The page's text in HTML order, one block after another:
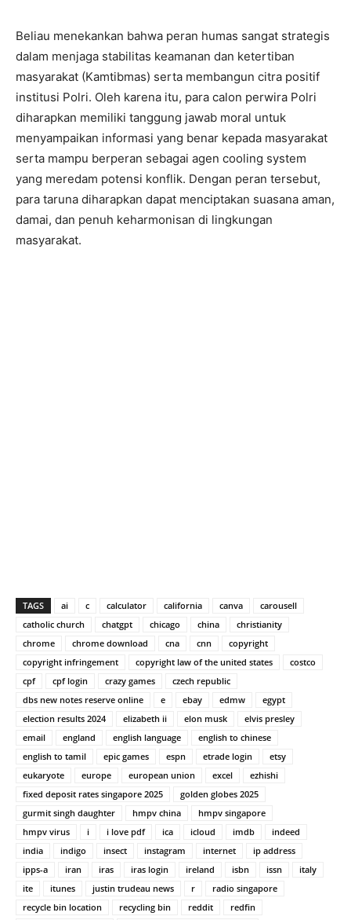
Beliau menekankan bahwa peran humas sangat strategis
dalam menjaga stabilitas keamanan dan ketertiban
masyarakat (Kamtibmas) serta membangun citra positif
institusi Polri. Oleh karena itu, para calon perwira Polri
diharapkan memiliki tanggung jawab moral untuk
menyampaikan informasi yang benar kepada masyarakat
serta mampu berperan sebagai agen cooling system
yang meredam potensi konflik. Dengan peran tersebut,
para taruna diharapkan dapat menciptakan suasana aman,
damai, dan penuh keharmonisan di lingkungan
masyarakat.
TAGS ai c calculator california canva
carousell
catholic church
chatgpt chicago china
christianity
chrome
chrome download cna cnn
copyright
copyright infringement
copyright law of the united states
costco
cpf
cpf login crazy games
czech republic
dbs new notes reserve online
e ebay edmw
egypt
election results 2024
elizabeth ii elon musk
elvis presley
email
england english language
english to chinese
english to tamil
epic games espn etrade login
etsy
eukaryote
europe european union excel
ezhishi
fixed deposit rates singapore 2025
golden globes 2025
gurmit singh daughter
hmpv china
hmpv singapore
hmpv virus
i i love pdf ica icloud imdb
indeed
india
indigo insect instagram internet
ip address
ipps-a
iran iras iras login ireland isbn issn
italy
ite
itunes justin trudeau news r
radio singapore
recycle bin location
recycling bin reddit redfin